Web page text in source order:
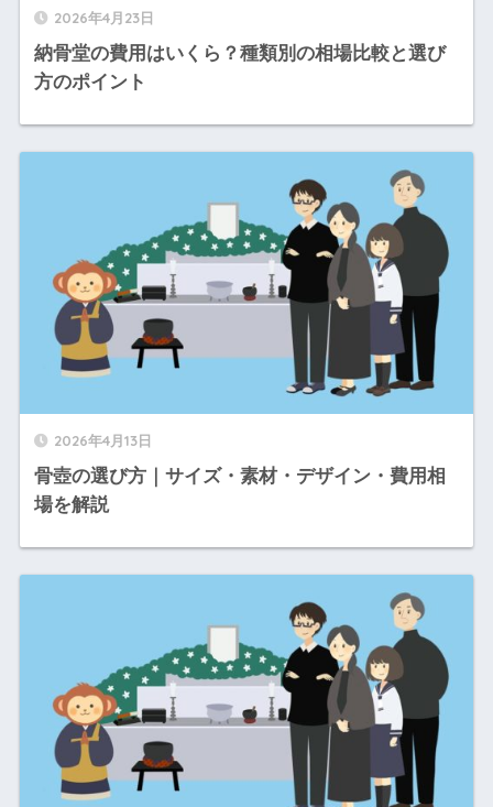
2026年4月23日
納骨堂の費用はいくら？種類別の相場比較と選び
方のポイント
2026年4月13日
骨壺の選び方｜サイズ・素材・デザイン・費用相
場を解説